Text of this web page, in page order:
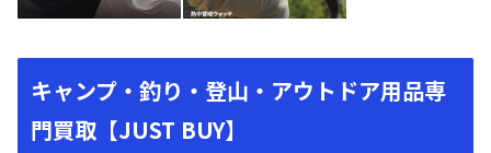
キャンプ・釣り・登山・アウトドア用品専
門買取【JUST BUY】